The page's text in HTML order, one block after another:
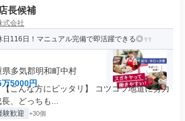
長候補
式会社
日116日！マニュアル完備で即活躍できる◎
多気郡明和町中村
5000円
こんな方にピッタリ】 コツコツ地道に努力
、どっちも...
験歓迎 +30個